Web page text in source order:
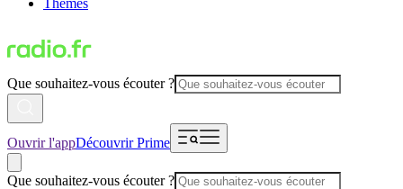
Thèmes
Que souhaitez-vous écouter ?
Ouvrir l'appDécouvrir Prime
Que souhaitez-vous écouter ?